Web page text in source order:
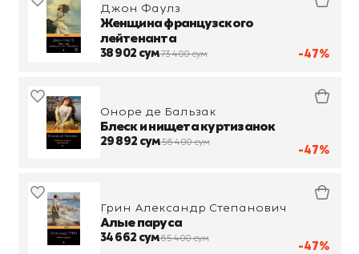
-47%
Джон Фаулз
Женщина французского
лейтенанта
38 902 сум73 400 сум
-47%
Оноре де Бальзак
Блеск и нищета куртизанок
29 892 сум56 400 сум
-47%
Грин Александр Степанович
Алые паруса
34 662 сум65 400 сум